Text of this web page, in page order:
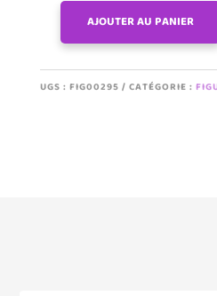
CHIBI
AJOUTER AU PANIER
UGS : FIG00295 CATÉGORIE :